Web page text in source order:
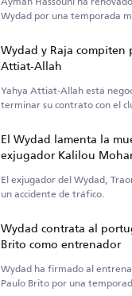
Wydad por una temporada
Wydad y Raja compiten
Attiat-Allah
Yahya Attiat-Allah está
terminar su contrato con el
El Wydad lamenta la
exjugador Kalilou
El exjugador del Wydad,
un accidente de tráfico.
Wydad contrata al
Brito como entrenador
Wydad ha firmado al
Paulo Brito por una